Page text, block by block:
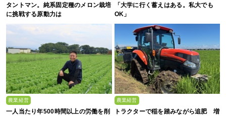
タントマン。純系固定種のメロン栽培
に挑戦する原動力は
「大学に行く蓄えはある。私大でも
OK」
農業経営
一人当たり年500時間以上の労働を削
農業経営
トラクターで稲を踏みながら追肥 増